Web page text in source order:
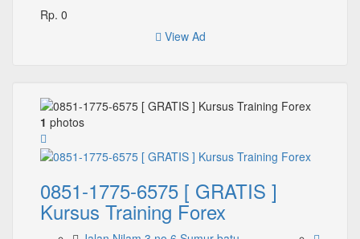
Rp. 0
View Ad
1 photos
0851-1775-6575 [ GRATIS ]
Kursus Training Forex